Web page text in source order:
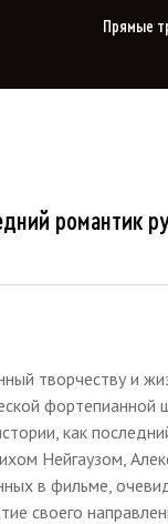
Прямые
романтик
творчеству и
как
Нейгаузом,
в фильме,
своего